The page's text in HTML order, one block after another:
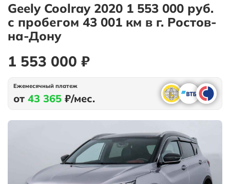
Geely Coolray 2020 1 553 000 руб.
с пробегом 43 001 км в г. Ростов-
на-Дону
1 553 000 ₽
Ежемесячный платеж
от 43 365 ₽/мес.